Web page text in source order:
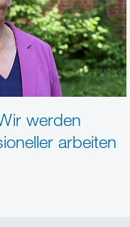
werden
arbeiten